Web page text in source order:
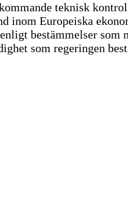
teknisk
inom Europeiska
bestämmelser som
som regeringen